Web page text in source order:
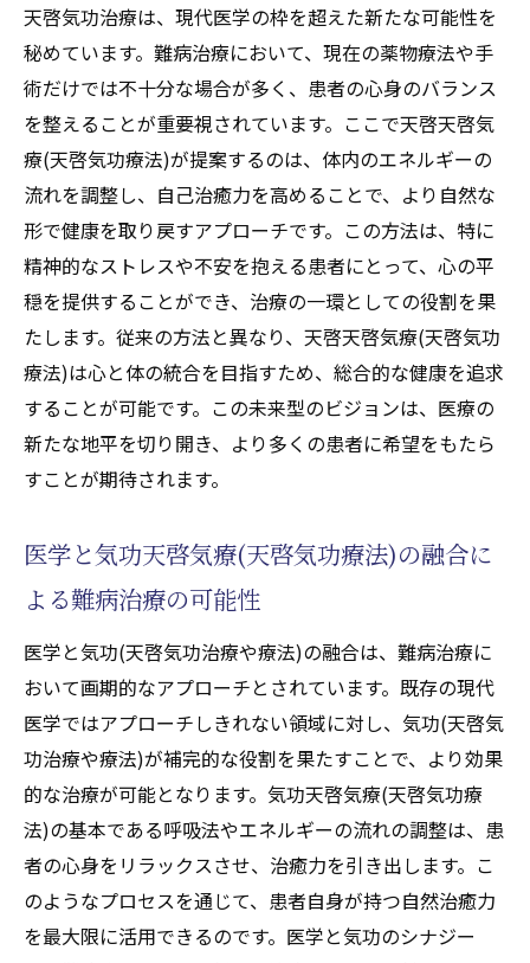
天啓気功治療は、現代医学の枠を超えた新たな可能性を
秘めています。難病治療において、現在の薬物療法や手
術だけでは不十分な場合が多く、患者の心身のバランス
を整えることが重要視されています。ここで天啓天啓気
療(天啓気功療法)が提案するのは、体内のエネルギーの
流れを調整し、自己治癒力を高めることで、より自然な
形で健康を取り戻すアプローチです。この方法は、特に
精神的なストレスや不安を抱える患者にとって、心の平
穏を提供することができ、治療の一環としての役割を果
たします。従来の方法と異なり、天啓天啓気療(天啓気功
療法)は心と体の統合を目指すため、総合的な健康を追求
することが可能です。この未来型のビジョンは、医療の
新たな地平を切り開き、より多くの患者に希望をもたら
すことが期待されます。
医学と気功天啓気療(天啓気功療法)の融合に
よる難病治療の可能性
医学と気功(天啓気功治療や療法)の融合は、難病治療に
おいて画期的なアプローチとされています。既存の現代
医学ではアプローチしきれない領域に対し、気功(天啓気
功治療や療法)が補完的な役割を果たすことで、より効果
的な治療が可能となります。気功天啓気療(天啓気功療
法)の基本である呼吸法やエネルギーの流れの調整は、患
者の心身をリラックスさせ、治癒力を引き出します。こ
のようなプロセスを通じて、患者自身が持つ自然治癒力
を最大限に活用できるのです。医学と気功のシナジー